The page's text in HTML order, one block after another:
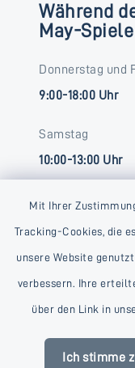
Mit Ihrer
Tracking-Cookies, die
unsere Website
verbessern. Ihre
über den Link in
Ich stimme
Während
May-
Donnerstag und
9:00-18:00 Uhr
Samstag
10:00-13:00 Uhr